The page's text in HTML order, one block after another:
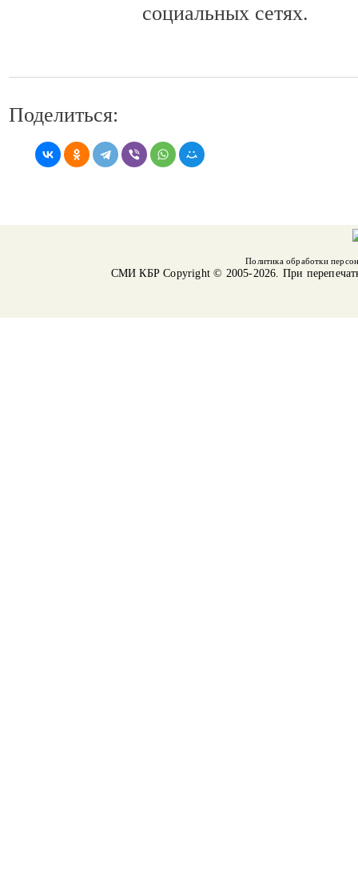
социальных сетях.
Поделиться:
Политика обработки
СМИ КБРCopyright © 2005-2026. При